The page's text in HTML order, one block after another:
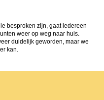
besproken zijn, gaat iedereen
weer op weg naar huis.
duidelijk geworden, maar we
kan.